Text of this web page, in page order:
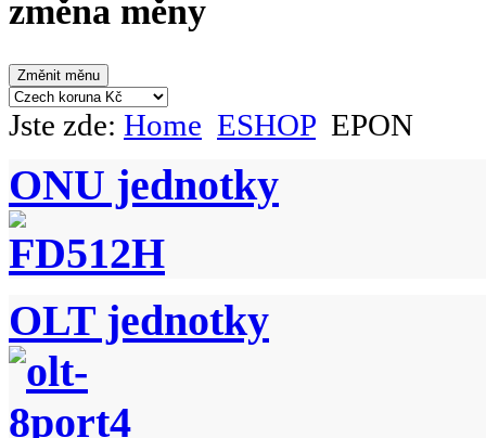
změna měny
Jste zde: Home ESHOP EPON
ONU jednotky
OLT jednotky